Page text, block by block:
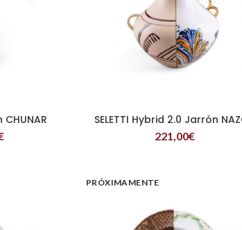
CHUNAR LEER MÁS
SELETTI Hybrid 2.0 Jarrón
221,00€
PRÓXIMAMENTE